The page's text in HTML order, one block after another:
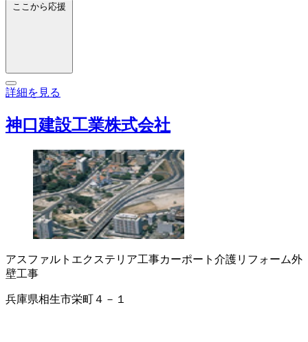
ここから応援
詳細を見る
神口建設工業株式会社
アスファルト エクステリア工事カーポート 介護リフォーム外
壁工事
兵庫県相生市栄町４－１